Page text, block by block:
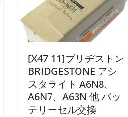
[X47-11]ブリヂストン
BRIDGESTONE アシ
スタライト A6N8、
A6N7、A63N 他 バッ
テリーセル交換